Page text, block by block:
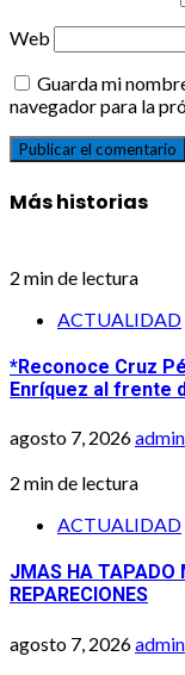
Web
Guarda mi
navegador para la
Más historias
2 min de lectura
ACTUALIDAD
*Reconoce Cruz
Enríquez al frente
agosto 7, 2026admin
2 min de lectura
ACTUALIDAD
JMAS HA TAPADO
REPARECIONES
agosto 7, 2026admin